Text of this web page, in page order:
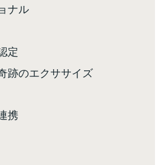
ナル
定
跡のエクササイズ
携